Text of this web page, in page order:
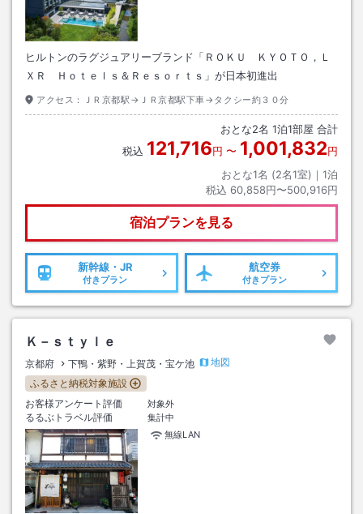
ヒルトンのラグジュアリーブランド「ＲＯＫＵ ＫＹＯＴＯ，Ｌ
ＸＲ Ｈｏｔｅｌｓ＆Ｒｅｓｏｒｔｓ」が日本初進出
アクセス： ＪＲ京都駅→ＪＲ京都駅下車→タクシー約３０分
おとな2名 1泊1部屋 合計
税込 121,716円 〜 1,001,832円
おとな1名 (2名1室)｜ 1泊
税込 60,858円〜500,916円
宿泊プランを見る
新幹線・JR
付きプラン
航空券
付きプラン
Ｋ－ｓｔｙｌｅ
京都府 下鴨・紫野・上賀茂・宝ケ池
地図
ふるさと納税対象施設
お客様アンケート評価
対象外
るるぶトラベル評価
集計中
無線LAN